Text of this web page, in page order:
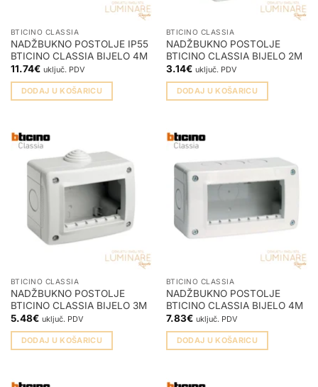
BTICINO CLASSIA
NADŽBUKNO POSTOLJE IP55
BTICINO CLASSIA BIJELO 4M
11.74€ uključ. PDV
DODAJ U KOŠARICU
BTICINO CLASSIA
NADŽBUKNO POSTOLJE
BTICINO CLASSIA BIJELO 2M
3.14€ uključ. PDV
DODAJ U KOŠARICU
BTICINO CLASSIA
NADŽBUKNO POSTOLJE
BTICINO CLASSIA BIJELO 3M
5.48€ uključ. PDV
DODAJ U KOŠARICU
BTICINO CLASSIA
NADŽBUKNO POSTOLJE
BTICINO CLASSIA BIJELO 4M
7.83€ uključ. PDV
DODAJ U KOŠARICU